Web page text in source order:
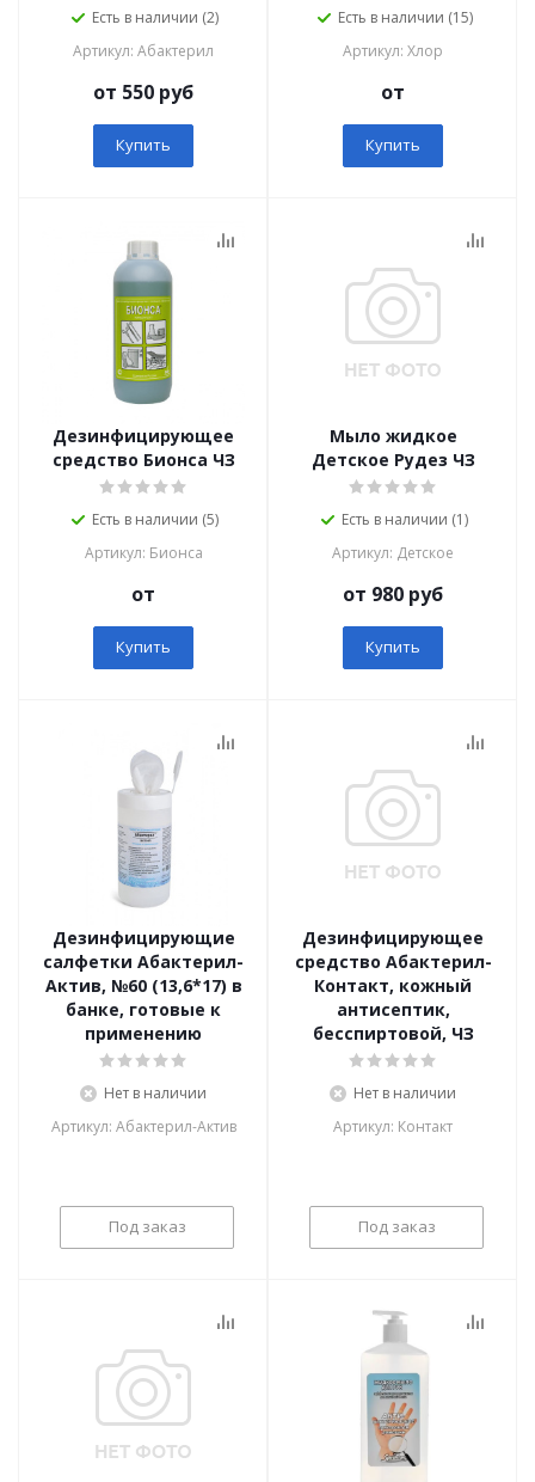
Есть в наличии (2)
Артикул: Абактерил
от 550 руб
Купить
Есть в наличии (15)
Артикул: Хлор
от
Купить
Дезинфицирующее
средство Бионса ЧЗ
Есть в наличии (5)
Артикул: Бионса
от
Купить
Мыло жидкое
Детское Рудез ЧЗ
Есть в наличии (1)
Артикул: Детское
от 980 руб
Купить
Дезинфицирующие
салфетки Абактерил-
Актив, №60 (13,6*17) в
банке, готовые к
применению
Нет в наличии
Артикул: Абактерил-Актив
Под заказ
Дезинфицирующее
средство Абактерил-
Контакт, кожный
антисептик,
бесспиртовой, ЧЗ
Нет в наличии
Артикул: Контакт
Под заказ